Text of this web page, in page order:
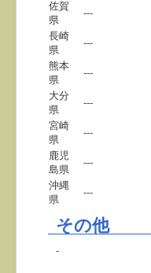
佐賀
県
---
長崎
県
---
熊本
県
---
大分
県
---
宮崎
県
---
鹿児
島県
---
沖縄
県
---
その他
-